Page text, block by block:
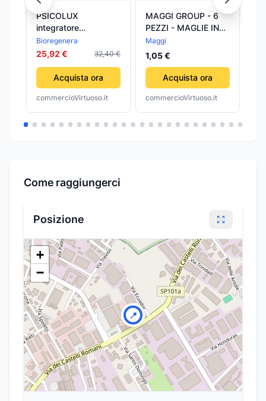
PSICOLUX
integratore
alimentare
fitopreparato Gocce
Bioregenera
25,92 € 32,40 €
Acquista ora
commercioVirtuoso.it
MAGGI GROUP - 6
PEZZI - MAGLIE IN
PLASTICA BIANCHE
E ROSSE 6MM - PER
FORMAZIONE
CATENE
Maggi
1,05 €
Acquista ora
commercioVirtuoso.it
Come raggiungerci
Posizione
📍
+
−